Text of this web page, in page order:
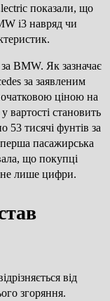
показали, що
i3 навряд чи
BMW. Як зазначає
за заявленим
ціною на
вартості становить
53 тисячі фунтів за
пасажирська
що покупці
не лише цифри.
від
згоряння.